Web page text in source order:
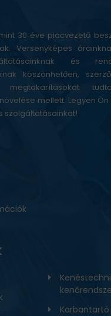
30 éve piacvezető
Versenyképes
és
köszönhetően,
megtakarításokat
mellett. Legyen Ön
szolgáltatásainkat!
Karbantartó